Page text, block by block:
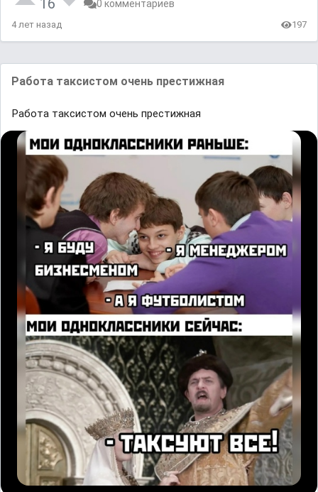
16 0 комментариев
4 лет назад 197
Работа таксистом очень престижная
Работа таксистом очень престижная